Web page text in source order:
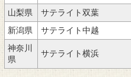
山梨県
サテライト双葉
新潟県
サテライト中越
神奈川
県
サテライト横浜